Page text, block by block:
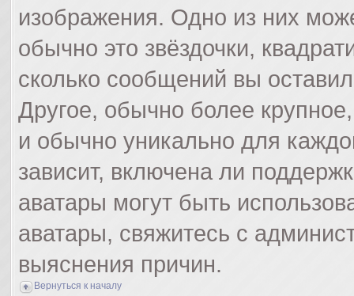
изображения. Одно из них
обычно это звёздочки,
сколько сообщений вы
Другое, обычно более
и обычно уникально для
зависит, включена ли
аватары могут быть
аватары, свяжитесь с
выяснения причин.
Вернуться к началу